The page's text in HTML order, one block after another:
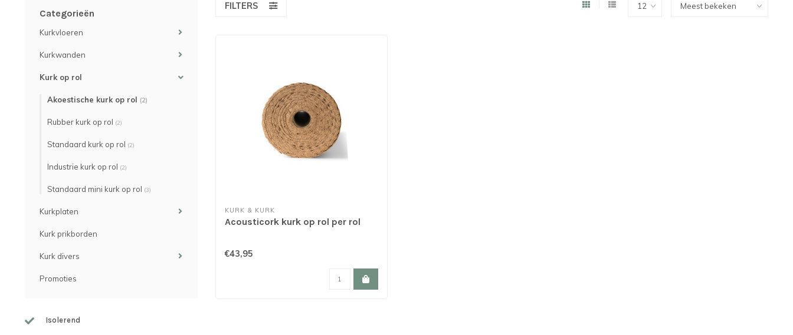
Categorieën
Kurkvloeren
Kurkwanden
Kurk op rol
Akoestische kurk op rol (2)
Rubber kurk op rol (2)
Standaard kurk op rol (2)
Industrie kurk op rol (2)
Standaard mini kurk op rol (3)
Kurkplaten
Kurk prikborden
Kurk divers
Promoties
Isolerend
FILTERS
KURK & KURK
Acousticork kurk op rol per rol
€43,95